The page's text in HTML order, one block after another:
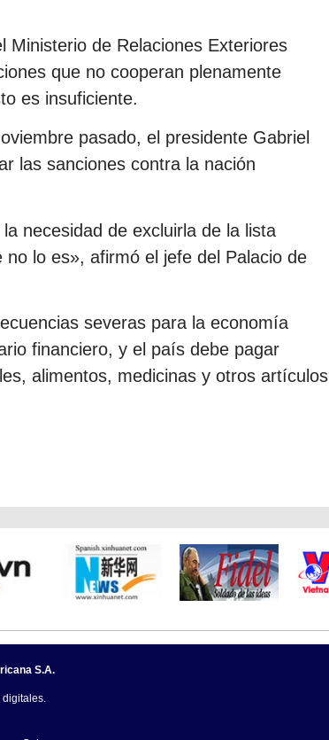
Ministerio de Relaciones Exteriores
que no cooperan plenamente
es insuficiente.
pasado, el presidente Gabriel
las sanciones contra la nación
necesidad de excluirla de la lista
lo es», afirmó el jefe del Palacio de
severas para la economía
financiero, y el país debe pagar
alimentos, medicinas y otros artículos
S.A.
digitales.